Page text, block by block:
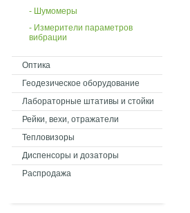
- Шумомеры
- Измерители параметров
вибрации
Оптика
Геодезическое оборудование
Лабораторные штативы и стойки
Рейки, вехи, отражатели
Тепловизоры
Диспенсоры и дозаторы
Распродажа